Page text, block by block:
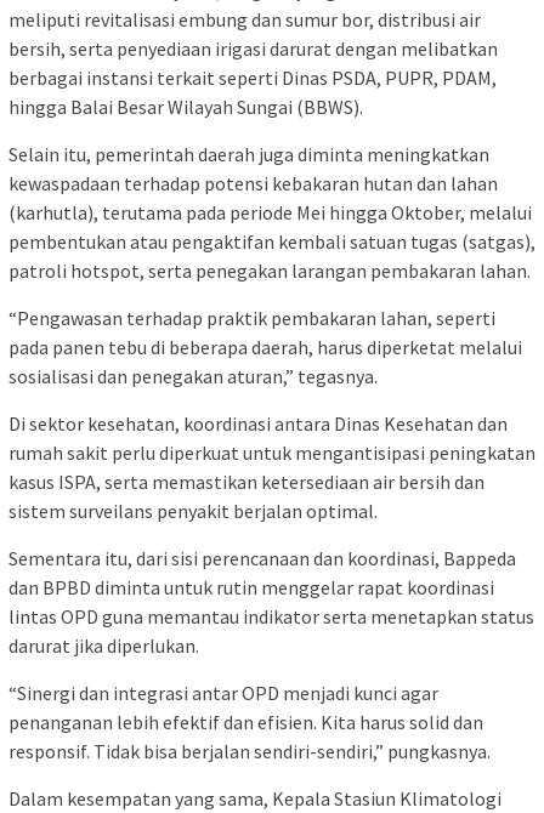
meliputi revitalisasi embung dan sumur bor, distribusi air
bersih, serta penyediaan irigasi darurat dengan melibatkan
berbagai instansi terkait seperti Dinas PSDA, PUPR, PDAM,
hingga Balai Besar Wilayah Sungai (BBWS).
Selain itu, pemerintah daerah juga diminta meningkatkan
kewaspadaan terhadap potensi kebakaran hutan dan lahan
(karhutla), terutama pada periode Mei hingga Oktober, melalui
pembentukan atau pengaktifan kembali satuan tugas (satgas),
patroli hotspot, serta penegakan larangan pembakaran lahan.
“Pengawasan terhadap praktik pembakaran lahan, seperti
pada panen tebu di beberapa daerah, harus diperketat melalui
sosialisasi dan penegakan aturan,” tegasnya.
Di sektor kesehatan, koordinasi antara Dinas Kesehatan dan
rumah sakit perlu diperkuat untuk mengantisipasi peningkatan
kasus ISPA, serta memastikan ketersediaan air bersih dan
sistem surveilans penyakit berjalan optimal.
Sementara itu, dari sisi perencanaan dan koordinasi, Bappeda
dan BPBD diminta untuk rutin menggelar rapat koordinasi
lintas OPD guna memantau indikator serta menetapkan status
darurat jika diperlukan.
“Sinergi dan integrasi antar OPD menjadi kunci agar
penanganan lebih efektif dan efisien. Kita harus solid dan
responsif. Tidak bisa berjalan sendiri-sendiri,” pungkasnya.
Dalam kesempatan yang sama, Kepala Stasiun Klimatologi